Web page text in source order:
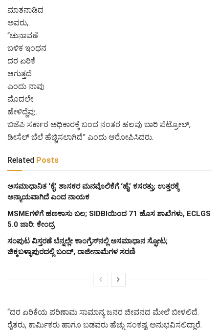
ಮಾತನಾಡಿದ
ಅವರು,
“ಚುನಾವಣೆ
ಬಳಿಕ ಇಂಧನ
ದರ ಏರಿಕೆ
ಆಗುತ್ತದೆ
ಎಂದು ನಾವು
ಮೊದಲೇ
ಹೇಳಿದ್ದೆವು.
ಬಿಜೆಪಿ ಸರ್ಕಾರ ಅಧಿಕಾರಕ್ಕೆ ಬಂದ ನಂತರ ಹಲವು ಬಾರಿ ಪೆಟ್ರೋಲ್,
ಡೀಸೆಲ್ ಬೆಲೆ ಹೆಚ್ಚಿಸಲಾಗಿದೆ” ಎಂದು ಆರೋಪಿಸಿದರು.
Related Posts
ಅಸಮಾಧಾನಿತ ‘ಕೈ’ ಶಾಸಕರ ಮನವೊಲಿಕೆಗೆ ‘ಹೈ’ ಕಸರತ್ತು; ಉತ್ತರಕ್ಕೆ
ಅನ್ಯಾಯವಾಗಿದೆ ಎಂದ ನಾಯಕ
MSMEಗಳಿಗೆ ಹಣಕಾಸು ಬಲ; SIDBIಯಿಂದ 71 ಹೊಸ ಶಾಖೆಗಳು, ECLGS
5.0 ಜಾರಿ: ಕೇಂದ್ರ
ಸಂಪುಟ ವಿಸ್ತರಣೆ ಬೆನ್ನಲ್ಲೇ ಕಾಂಗ್ರೆಸ್‌ನಲ್ಲಿ ಅಸಮಾಧಾನ ಸ್ಫೋಟ;
ಚಿಕ್ಕಬಳ್ಳಾಪುರದಲ್ಲಿ ಬಂದ್, ರಾಜೀನಾಮೆಗಳ ಸರಣಿ
“ದರ ಏರಿಕೆಯ ಪರಿಣಾಮ ಸಾಮಾನ್ಯ ಜನರ ಜೀವನದ ಮೇಲೆ ಬೀಳಲಿದೆ.
ರೈತರು, ಕಾರ್ಮಿಕರು ಹಾಗೂ ಬಡವರು ಹೆಚ್ಚು ಸಂಕಷ್ಟ ಅನುಭವಿಸಲಿದ್ದಾರೆ.